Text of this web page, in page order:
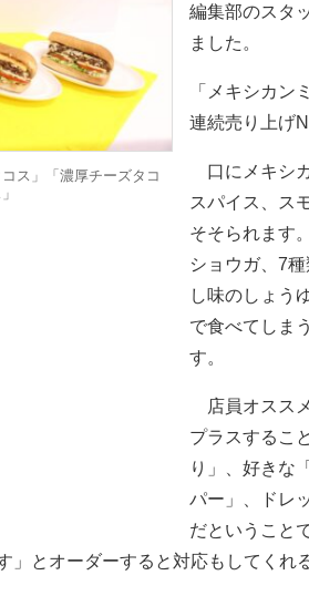
ス」「濃厚チーズタコ
編集部のスタ
ました。
「メキシカン
連続売り上げ
口にメキシ
スパイス、ス
そそられます
ショウガ、7
し味のしょう
で食べてしま
す。
店員オスス
プラスするこ
り」、好きな
パー」、ドレ
だということ
」とオーダーすると対応もしてくれ